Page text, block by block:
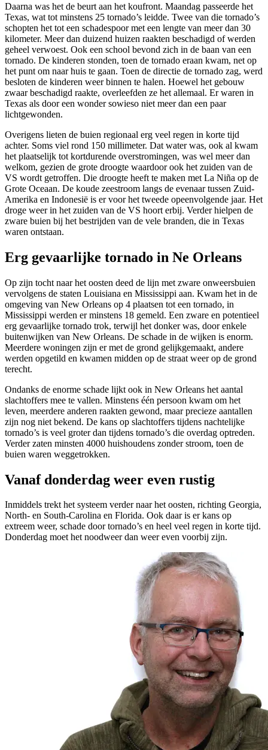
Daarna was het de beurt aan het koufront. Maandag passeerde het
Texas, wat tot minstens 25 tornado’s leidde. Twee van die tornado’s
schopten het tot een schadespoor met een lengte van meer dan 30
kilometer. Meer dan duizend huizen raakten beschadigd of werden
geheel verwoest. Ook een school bevond zich in de baan van een
tornado. De kinderen stonden, toen de tornado eraan kwam, net op
het punt om naar huis te gaan. Toen de directie de tornado zag, werd
besloten de kinderen weer binnen te halen. Hoewel het gebouw
zwaar beschadigd raakte, overleefden ze het allemaal. Er waren in
Texas als door een wonder sowieso niet meer dan een paar
lichtgewonden.
Overigens lieten de buien regionaal erg veel regen in korte tijd
achter. Soms viel rond 150 millimeter. Dat water was, ook al kwam
het plaatselijk tot kortdurende overstromingen, was wel meer dan
welkom, gezien de grote droogte waardoor ook het zuiden van de
VS wordt getroffen. Die droogte heeft te maken met La Niña op de
Grote Oceaan. De koude zeestroom langs de evenaar tussen Zuid-
Amerika en Indonesië is er voor het tweede opeenvolgende jaar. Het
droge weer in het zuiden van de VS hoort erbij. Verder hielpen de
zware buien bij het bestrijden van de vele branden, die in Texas
waren ontstaan.
Erg gevaarlijke tornado in Ne Orleans
Op zijn tocht naar het oosten deed de lijn met zware onweersbuien
vervolgens de staten Louisiana en Mississippi aan. Kwam het in de
omgeving van New Orleans op 4 plaatsen tot een tornado, in
Mississippi werden er minstens 18 gemeld. Een zware en potentieel
erg gevaarlijke tornado trok, terwijl het donker was, door enkele
buitenwijken van New Orleans. De schade in de wijken is enorm.
Meerdere woningen zijn er met de grond gelijkgemaakt, andere
werden opgetild en kwamen midden op de straat weer op de grond
terecht.
Ondanks de enorme schade lijkt ook in New Orleans het aantal
slachtoffers mee te vallen. Minstens één persoon kwam om het
leven, meerdere anderen raakten gewond, maar precieze aantallen
zijn nog niet bekend. De kans op slachtoffers tijdens nachtelijke
tornado’s is veel groter dan tijdens tornado’s die overdag optreden.
Verder zaten minsten 4000 huishoudens zonder stroom, toen de
buien waren weggetrokken.
Vanaf donderdag weer even rustig
Inmiddels trekt het systeem verder naar het oosten, richting Georgia,
North- en South-Carolina en Florida. Ook daar is er kans op
extreem weer, schade door tornado’s en heel veel regen in korte tijd.
Donderdag moet het noodweer dan weer even voorbij zijn.